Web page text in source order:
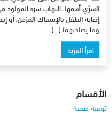
الأقسام
توعية صحية
السرُي أهمها: التهاب سرة المولود
إصابة الطفل بالإمساك المزمن، أو
وما يصاحبهما […]
اقرأ المزيد